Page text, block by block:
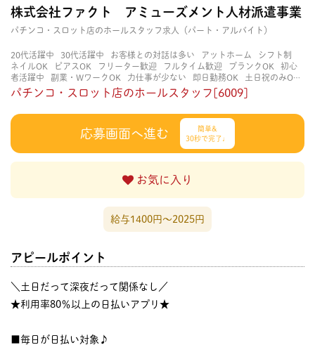
株式会社ファクト アミューズメント人材派遣事業
パチンコ・スロット店のホールスタッフ求人（パート・アルバイト）
20代活躍中 30代活躍中 お客様との対話は多い アットホーム
シフト制
ネイルOK
ピアスOK フリーター歓迎 フルタイム歓迎 ブランクOK
初心
者活躍中
副業・WワークOK 力仕事が少ない 即日勤務OK
土日祝のみOK
学歴不問
服装自由 未経験・初心者OK 決められた時間できっちり
経験不要
立ち仕事 経験者・有資格者歓迎 自分の都合に合わせやすい
自由
パチンコ・スロット店のホールスタッフ[6009]
応募画面へ進む
簡単&
30秒で完了♩
お気に入り
給与1400円〜2025円
アピールポイント
＼土日だって深夜だって関係なし／
★利用率80％以上の日払いアプリ★
■毎日が日払い対象♪